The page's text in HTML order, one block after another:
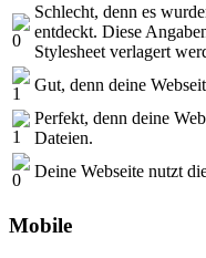
Schlecht, denn es
entdeckt. Diese
Stylesheet verlagert
Gut, denn deine
Perfekt, denn deine
Dateien.
Deine Webseite nutzt
Mobile